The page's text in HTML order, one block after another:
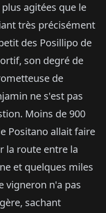
agitées que le
très précisément
des Posillipo de
son degré de
de
ne s'est pas
Moins de 900
Positano allait faire
la route entre la
et quelques miles
vigneron n'a pas
sachant